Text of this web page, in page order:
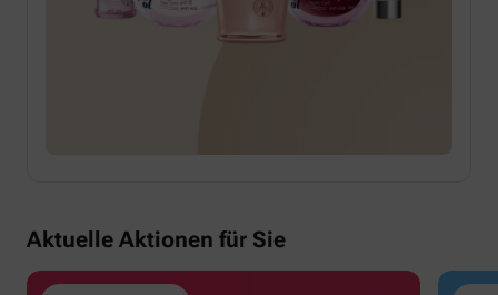
Aktuelle Aktionen für Sie